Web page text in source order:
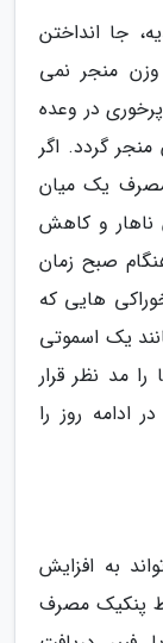
جا انداختن
منجر نمی
در وعده
گردد. اگر
یک میان
ناهار و کاهش
صبح زمان
هایی که
یک اسموتی
را مد نظر قرار
ادامه روز را
به افزایش
پنکیک مصرف